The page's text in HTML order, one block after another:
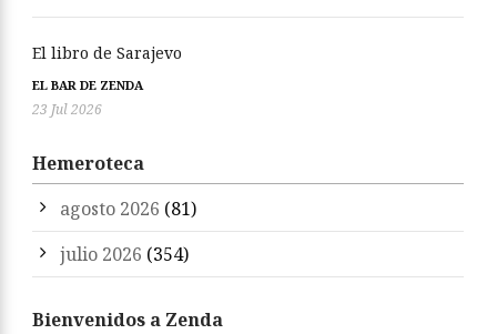
El libro de Sarajevo
EL BAR DE ZENDA
23 Jul 2026
Hemeroteca
agosto 2026 (81)
julio 2026 (354)
Bienvenidos a Zenda